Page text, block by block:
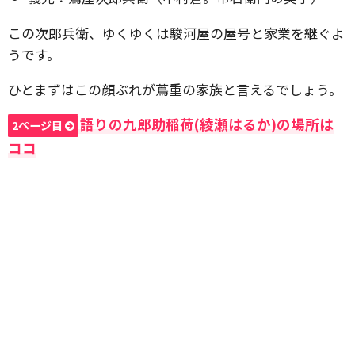
この次郎兵衛、ゆくゆくは駿河屋の屋号と家業を継ぐよ
うです。
ひとまずはこの顔ぶれが蔦重の家族と言えるでしょう。
2ページ目
語りの九郎助稲荷(綾瀬はるか)の場所は
ココ